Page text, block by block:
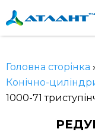
Головна сторінка
Конічно-
1000-71